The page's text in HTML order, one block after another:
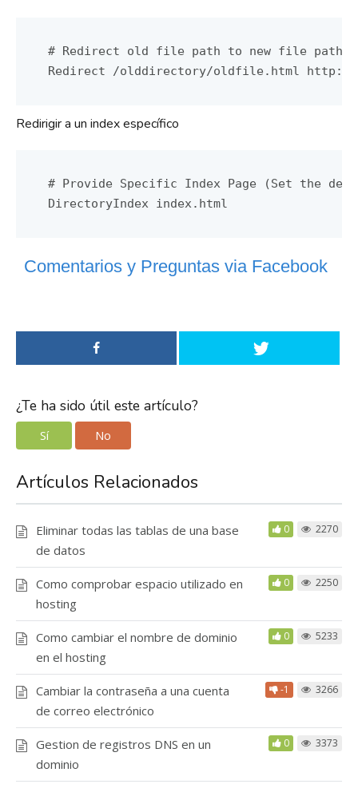
# Redirect old file path to new file path
Redirect /olddirectory/oldfile.html http://
Redirigir a un index específico
# Provide Specific Index Page (Set the
Comentarios y Preguntas via Facebook
¿Te ha sido útil este artículo?
Sí No
Artículos Relacionados
Eliminar todas las tablas de una base
de datos
0 2270
Como comprobar espacio utilizado en
hosting
0 2250
Como cambiar el nombre de dominio
en el hosting
0 5233
Cambiar la contraseña a una cuenta
de correo electrónico
-1 3266
Gestion de registros DNS en un
dominio
0 3373